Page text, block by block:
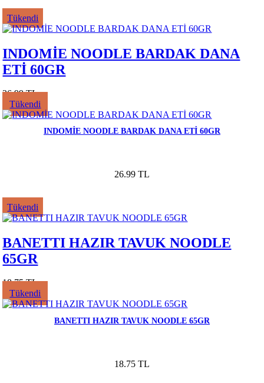
Tükendi
INDOMİE NOODLE BARDAK DANA
ETİ 60GR
26.99 TL
Tükendi
INDOMİE NOODLE BARDAK DANA ETİ 60GR
26.99 TL
Tükendi
BANETTI HAZIR TAVUK NOODLE
65GR
18.75 TL
Tükendi
BANETTI HAZIR TAVUK NOODLE 65GR
18.75 TL